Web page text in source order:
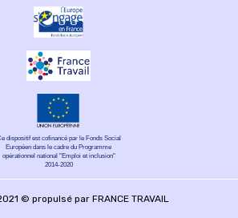
dispositif est cofinancé par le Fonds Social
Européen dans le cadre du Programme
opérationnel national "Emploi et inclusion"
2014-2020
© propulsé par FRANCE TRAVAIL